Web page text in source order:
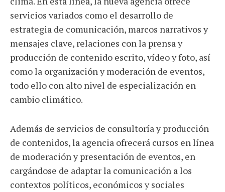
servicios variados como el desarrollo de
estrategia de comunicación, marcos narrativos y
mensajes clave, relaciones con la prensa y
producción de contenido escrito, vídeo y foto, así
como la organización y moderación de eventos,
todo ello con alto nivel de especialización en
cambio climático.
Además de servicios de consultoría y producción
de contenidos, la agencia ofrecerá cursos en línea
de moderación y presentación de eventos, en
cargándose de adaptar la comunicación a los
contextos políticos, económicos y sociales